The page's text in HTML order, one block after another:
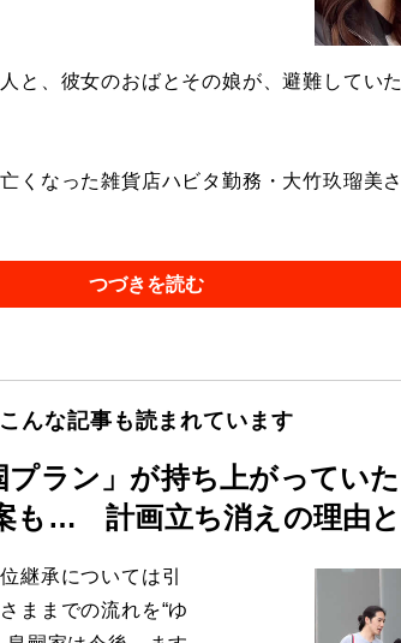
と、彼女のおばとその娘が、避難してい
くなった雑貨店ハビタ勤務・大竹玖瑠美
つづきを読む
こんな記事も読まれています
プラン」が持ち上がってい
も… 計画立ち消えの理由と
継承については引
ままでの流れを“ゆ